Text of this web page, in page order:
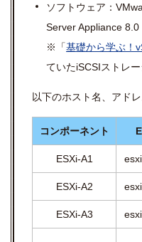
ソフトウェア：
Server Appliance
※「基礎から学ぶ！
ていたiSCSIストレ
以下のホスト名、アドレ
コンポーネント
ESXi-A1
ESXi-A2
ESXi-A3